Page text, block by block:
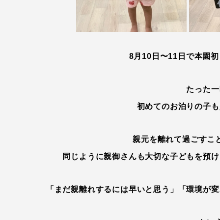
8月10日〜11日で本園
たった
初めてのお泊りの子
親元を離れて過ごすこ
同じように親御さんも大切な子どもを預
「まだ親離れするには早いと思う」「環境が